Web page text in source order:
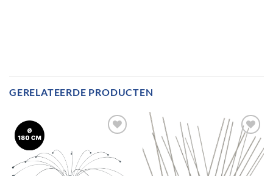
GERELATEERDE PRODUCTEN
aan
verlanglijst
Toevoegen
aan
verlanglijst